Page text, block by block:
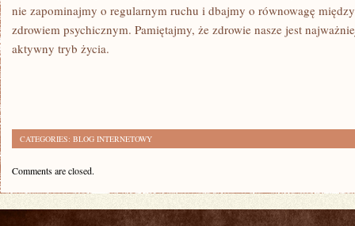
‌nie‍ zapominajmy‍ o regularnym ruchu i dbajmy o równowagę
zdrowiem psychicznym.⁢ Pamiętajmy, że zdrowie nasze jest
aktywny tryb życia.
CATEGORIES: BLOG INTERNETOWY
Comments are closed.